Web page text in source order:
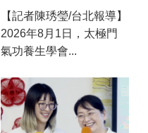
【記者陳琇瑩/台北報導】
2026年8月1日，太極門
氣功養生學會...